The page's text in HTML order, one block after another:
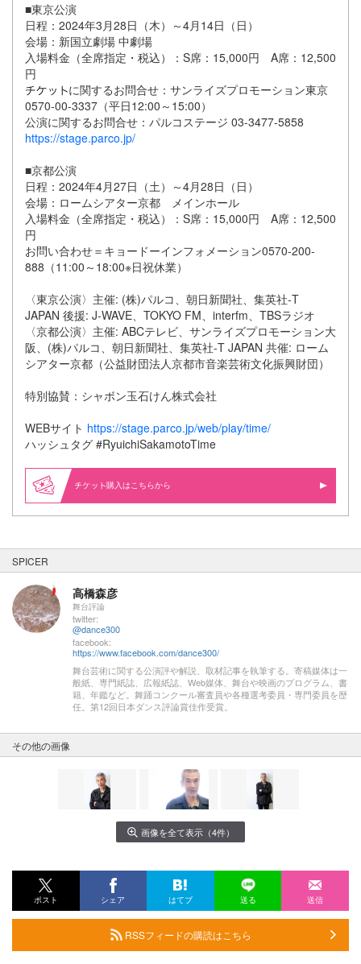
■東京公演
日程：2024年3月28日（木）～4月14日（日）
会場：新国立劇場 中劇場
入場料金（全席指定・税込）：S席：15,000円 A席：12,500
円
に関するお問合せ：サンライズプロモーション東京
0570-00-3337（平日12:00～15:00）
公演に関するお問合せ：パルコステージ 03-3477-5858
https://stage.parco.jp/
■京都公演
日程：2024年4月27日（土）～4月28日（日）
会場：ロームシアター京都 メインホール
入場料金（全席指定・税込）：S席：15,000円 A席：12,500
円
お問い合わせ＝キョードーインフォメーション0570-200-
888（11:00～18:00※日祝休業）
〈東京公演〉主催: (株)パルコ、朝日新聞社、集英社-T
JAPAN 後援: J-WAVE、TOKYO FM、interfm、TBSラジオ
〈京都公演〉主催: ABCテレビ、サンライズプロモーション大
阪、(株)パルコ、朝日新聞社、集英社-T JAPAN 共催: ローム
シアター京都（公益財団法人京都市音楽芸術文化振興財団）
特別協賛：シャボン玉石けん株式会社
WEBサイト https://stage.parco.jp/web/play/time/
ハッシュタグ #RyuichiSakamotoTime
購入はこちらから
SPICER
高橋森彦
舞台評論
twitter:
@dance300
facebook:
https://www.facebook.com/dance300/
舞台芸術に関する公演評や解説、取材記事を執筆する。寄稿媒体は一
般紙、専門紙誌、広報紙誌、Web媒体、舞台や映画のプログラム、書
籍、年鑑など。舞踊コンクール審査員や各種選考委員・専門委員を歴
任。第12回日本ダンス評論賞佳作受賞。
その他の画像
画像を全て表示（4件）
ポスト シェア はてブ 送る 送信
RSSフィードの購読はこちら